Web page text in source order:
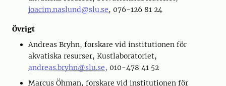
joacim.naslund@slu.se, 076-126 81 24
Övrigt
Andreas Bryhn, forskare vid institutionen för
akvatiska resurser, Kustlaboratoriet,
andreas.bryhn@slu.se, 010-478 41 52
Marcus Öhman, forskare vid institutionen för